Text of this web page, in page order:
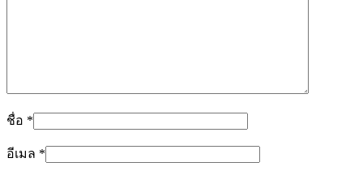
ชื่อ *
อีเมล *